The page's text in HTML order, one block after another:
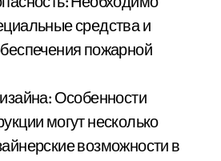
средства и
пожарной
Особенности
могут несколько
возможности в